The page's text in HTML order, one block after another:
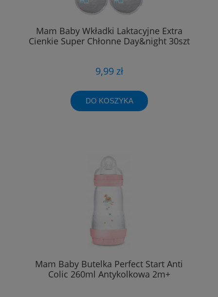
Mam Baby Wkładki Laktacyjne Extra
Cienkie Super Chłonne Day&night 30szt
9,99 zł
DO KOSZYKA
Mam Baby Butelka Perfect Start Anti
Colic 260ml Antykolkowa 2m+